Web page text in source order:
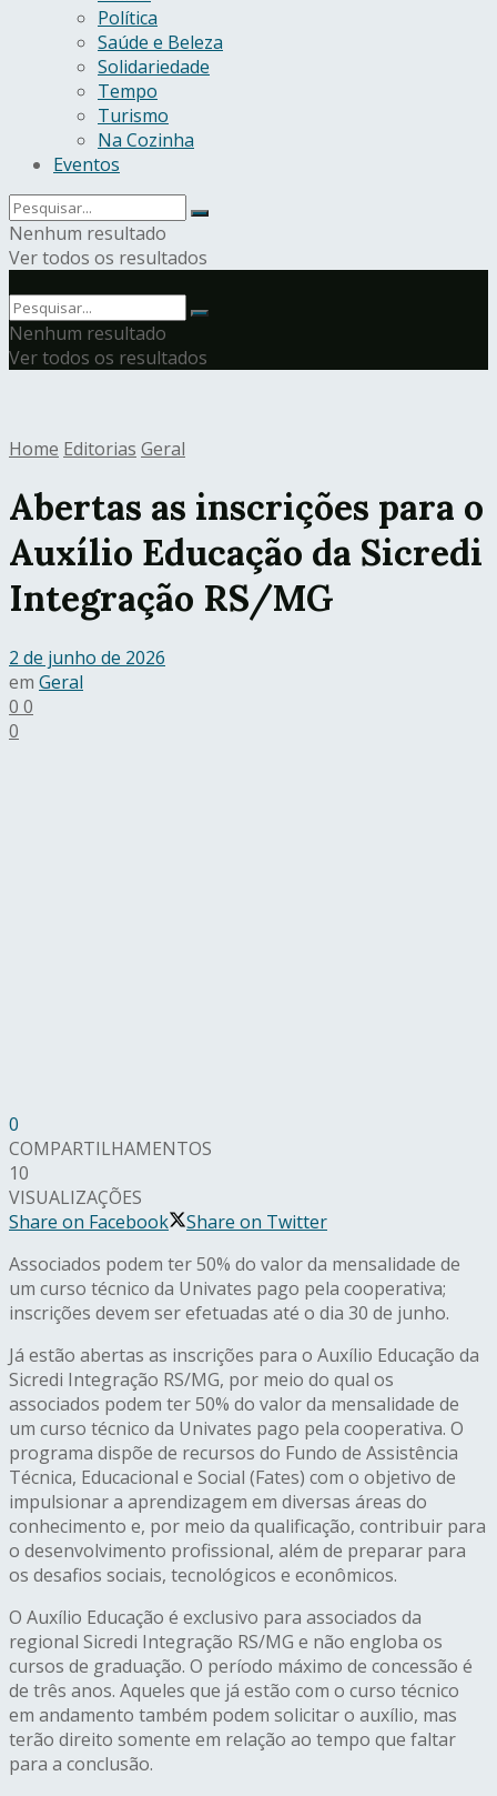
Política
Saúde e Beleza
Solidariedade
Tempo
Turismo
Na Cozinha
Eventos
Nenhum resultado
Ver todos os resultados
Nenhum resultado
Ver todos os resultados
Home Editorias Geral
Abertas as inscrições para o
Auxílio Educação da Sicredi
Integração RS/MG
2 de junho de 2026
em Geral
0 0
0
0
COMPARTILHAMENTOS
10
VISUALIZAÇÕES
Share on Facebook
Share on Twitter
Associados podem ter 50% do valor da mensalidade de
um curso técnico da Univates pago pela cooperativa;
inscrições devem ser efetuadas até o dia 30 de junho.
Já estão abertas as inscrições para o Auxílio Educação da
Sicredi Integração RS/MG, por meio do qual os
associados podem ter 50% do valor da mensalidade de
um curso técnico da Univates pago pela cooperativa. O
programa dispõe de recursos do Fundo de Assistência
Técnica, Educacional e Social (Fates) com o objetivo de
impulsionar a aprendizagem em diversas áreas do
conhecimento e, por meio da qualificação, contribuir para
o desenvolvimento profissional, além de preparar para
os desafios sociais, tecnológicos e econômicos.
O Auxílio Educação é exclusivo para associados da
regional Sicredi Integração RS/MG e não engloba os
cursos de graduação. O período máximo de concessão é
de três anos. Aqueles que já estão com o curso técnico
em andamento também podem solicitar o auxílio, mas
terão direito somente em relação ao tempo que faltar
para a conclusão.